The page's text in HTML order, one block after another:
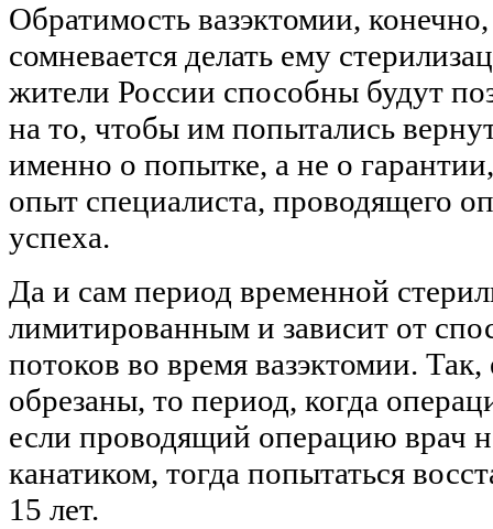
Обратимость вазэктомии,
сомневается делать ему
жители России способны будут
на то, чтобы им попытались
именно о попытке, а не о
опыт специалиста, проводящего
успеха.
Да и сам период временной
лимитированным и зависит от
потоков во время вазэктомии.
обрезаны, то период, когда
если проводящий операцию врач
канатиком, тогда попытаться
15 лет.